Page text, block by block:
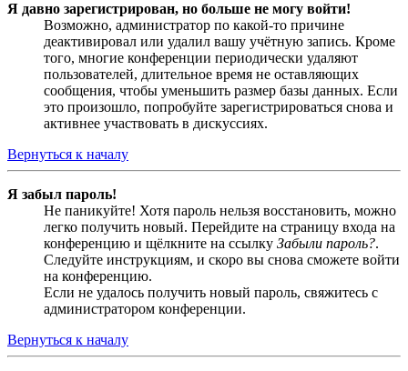
Я давно зарегистрирован, но больше не могу войти!
Возможно, администратор по какой-то причине
деактивировал или удалил вашу учётную запись. Кроме
того, многие конференции периодически удаляют
пользователей, длительное время не оставляющих
сообщения, чтобы уменьшить размер базы данных. Если
это произошло, попробуйте зарегистрироваться снова и
активнее участвовать в дискуссиях.
Вернуться к началу
Я забыл пароль!
Не паникуйте! Хотя пароль нельзя восстановить, можно
легко получить новый. Перейдите на страницу входа на
конференцию и щёлкните на ссылку Забыли пароль?.
Следуйте инструкциям, и скоро вы снова сможете войти
на конференцию.
Если не удалось получить новый пароль, свяжитесь с
администратором конференции.
Вернуться к началу